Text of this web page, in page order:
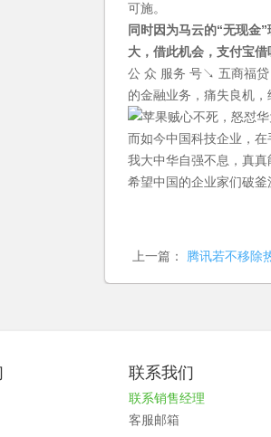
可施。
同时因为马云的“无现金
大，借此机会，支付宝
公 众 服务 号↘ 五商福贷
的金融业务，痛失良机，
而如今中国科技企业，
我大中华自强不息，真真
希望中国的企业家们破
上一篇： 腾讯若不移除
联系我们
联系销售经理
客服邮箱